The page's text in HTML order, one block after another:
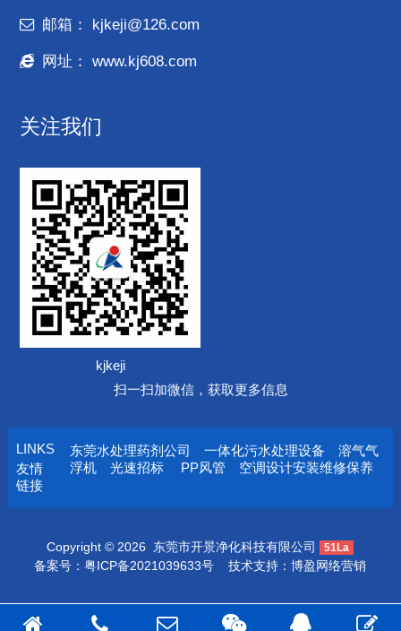
邮箱： kjkeji@126.com
网址： www.kj608.com
关注我们
kjkeji
扫一扫加微信，获取更多信息
LINKS
友情
链接
东莞水处理药剂公司 一体化污水处理设备
溶气气
浮机
光速招标 PP风管 空调设计安装维修保养
Copyright © 2026 东莞市开景净化科技有限公司 51La
备案号：粤ICP备2021039633号 技术支持：博盈网络营销